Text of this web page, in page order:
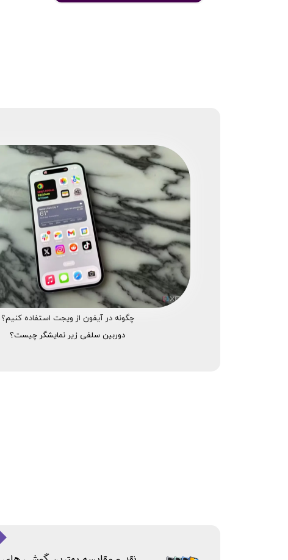
چگونه در آیفون از ویجت استفاده کنیم؟
دوربین سلفی زیر نمایشگر چیست؟